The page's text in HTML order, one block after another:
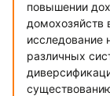
повышении
исследование
различных